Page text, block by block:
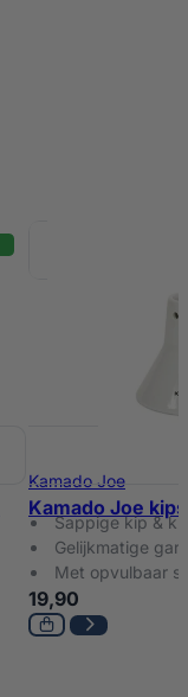
Kamado Joe
Kamado Joe
Sappige kip &
Gelijkmatige
Met opvulbaar
19,90